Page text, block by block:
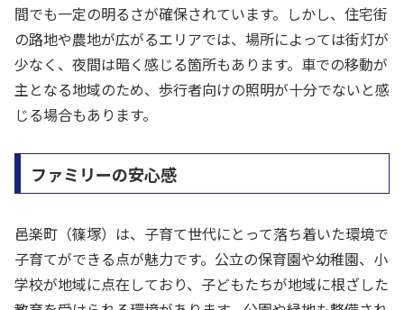
間でも一定の明るさが確保されています。しかし、住宅街
の路地や農地が広がるエリアでは、場所によっては街灯が
少なく、夜間は暗く感じる箇所もあります。車での移動が
主となる地域のため、歩行者向けの照明が十分でないと感
じる場合もあります。
ファミリーの安心感
邑楽町（篠塚）は、子育て世代にとって落ち着いた環境で
子育てができる点が魅力です。公立の保育園や幼稚園、小
学校が地域に点在しており、子どもたちが地域に根ざした